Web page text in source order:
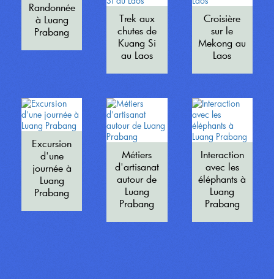
Randonnée
à Luang
Prabang
Trek aux
chutes de
Kuang Si
au Laos
Croisière
sur le
Mekong au
Laos
Excursion
d'une
journée à
Luang
Prabang
Métiers
d'artisanat
autour de
Luang
Prabang
Interaction
avec les
éléphants à
Luang
Prabang